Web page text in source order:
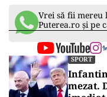
Vrei să fii mereu
Puterea.ro și pe
SPORT
mezat.